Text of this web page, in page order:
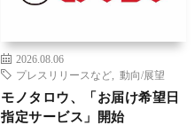
2026.08.06
プレスリリースなど
動向/展望
モノタロウ、「お届け希望日
指定サービス」開始